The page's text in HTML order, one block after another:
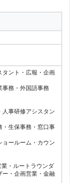
タント・広報・企画
事務・外国語事務
人事研修アシスタン
・生保事務・窓口事
ールーム・カウン
業・ルートラウンダ
ー・企画営業・金融